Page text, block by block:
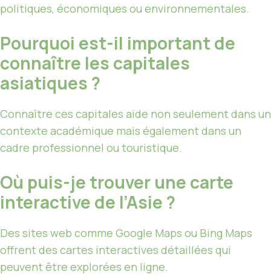
politiques, économiques ou environnementales.
Pourquoi est-il important de
connaître les capitales
asiatiques ?
Connaître ces capitales aide non seulement dans un
contexte académique mais également dans un
cadre professionnel ou touristique.
Où puis-je trouver une carte
interactive de l’Asie ?
Des sites web comme Google Maps ou Bing Maps
offrent des cartes interactives détaillées qui
peuvent être explorées en ligne.